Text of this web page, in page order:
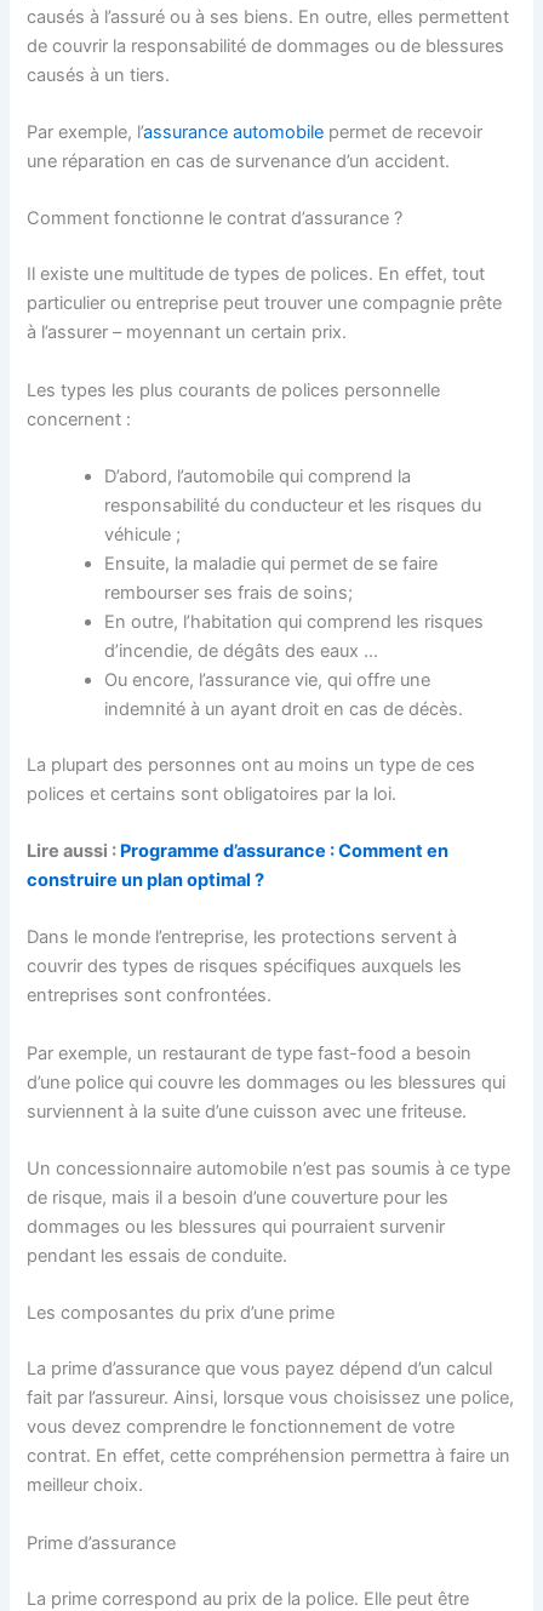
causés à l’assuré ou à ses biens. En outre, elles permettent
de couvrir la responsabilité de dommages ou de blessures
causés à un tiers.
Par exemple, l’assurance automobile permet de recevoir
une réparation en cas de survenance d’un accident.
Comment fonctionne le contrat d’assurance ?
Il existe une multitude de types de polices. En effet, tout
particulier ou entreprise peut trouver une compagnie prête
à l’assurer – moyennant un certain prix.
Les types les plus courants de polices personnelle
concernent :
D’abord, l’automobile qui comprend la
responsabilité du conducteur et les risques du
véhicule ;
Ensuite, la maladie qui permet de se faire
rembourser ses frais de soins;
En outre, l’habitation qui comprend les risques
d’incendie, de dégâts des eaux …
Ou encore, l’assurance vie, qui offre une
indemnité à un ayant droit en cas de décès.
La plupart des personnes ont au moins un type de ces
polices et certains sont obligatoires par la loi.
Lire aussi : Programme d’assurance : Comment en
construire un plan optimal ?
Dans le monde l’entreprise, les protections servent à
couvrir des types de risques spécifiques auxquels les
entreprises sont confrontées.
Par exemple, un restaurant de type fast-food a besoin
d’une police qui couvre les dommages ou les blessures qui
surviennent à la suite d’une cuisson avec une friteuse.
Un concessionnaire automobile n’est pas soumis à ce type
de risque, mais il a besoin d’une couverture pour les
dommages ou les blessures qui pourraient survenir
pendant les essais de conduite.
Les composantes du prix d’une prime
La prime d’assurance que vous payez dépend d’un calcul
fait par l’assureur. Ainsi, lorsque vous choisissez une police,
vous devez comprendre le fonctionnement de votre
contrat. En effet, cette compréhension permettra à faire un
meilleur choix.
Prime d’assurance
La prime correspond au prix de la police. Elle peut être